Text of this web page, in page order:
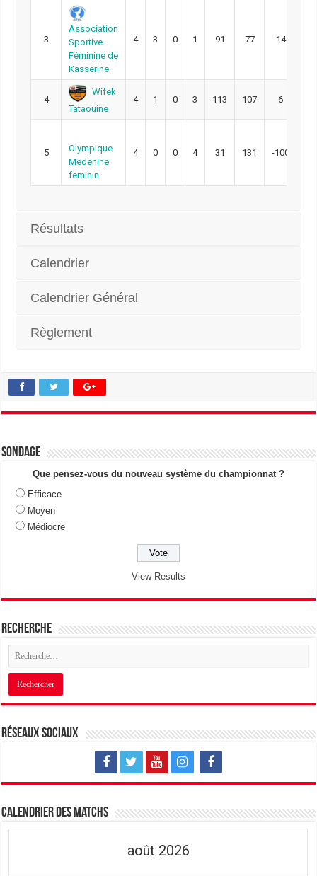
3
Association
Sportive
Féminine de
Kasserine
4 3 0 1 91 77 14
4
Wifek
Tataouine
4 1 0 3 113 107 6
5
Olympique
Medenine
feminin
4 0 0 4 31 131 -100
Résultats
Calendrier
Calendrier Général
Règlement
Sondage
Que pensez-vous du nouveau système du championnat ?
Efficace
Moyen
Médiocre
View Results
Recherche
Réseaux sociaux
Calendrier des matchs
août 2026